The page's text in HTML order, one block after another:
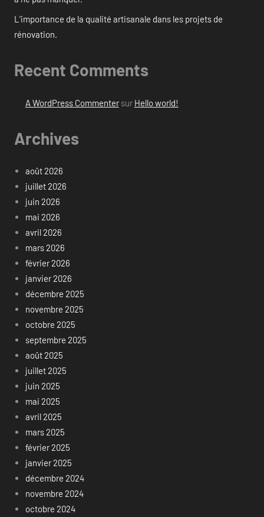
L’importance de la qualité artisanale dans les projets de
rénovation.
Recent Comments
A WordPress Commentersur Hello world!
Archives
août 2026
juillet 2026
juin 2026
mai 2026
avril 2026
mars 2026
février 2026
janvier 2026
décembre 2025
novembre 2025
octobre 2025
septembre 2025
août 2025
juillet 2025
juin 2025
mai 2025
avril 2025
mars 2025
février 2025
janvier 2025
décembre 2024
novembre 2024
octobre 2024